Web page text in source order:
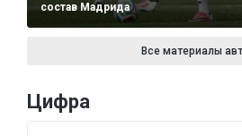
состав Мадрида
Все материалы
Цифра